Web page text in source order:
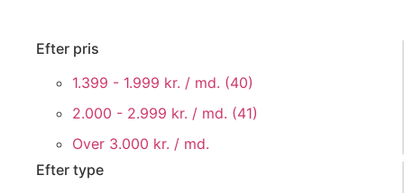
Efter pris
1.399 - 1.999 kr. / md. (40)
2.000 - 2.999 kr. / md. (41)
Over 3.000 kr. / md.
Efter type